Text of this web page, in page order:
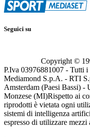
Seguici su
Copyright ©
P.Iva 03976881007 - Tutti
Mediamond S.p.A. - RTI
Amsterdam (Paesi Bassi)
Monzese (MI)Rispetto ai
riprodotti è vietata ogni
sistemi di intelligenza
espresso di utilizzare